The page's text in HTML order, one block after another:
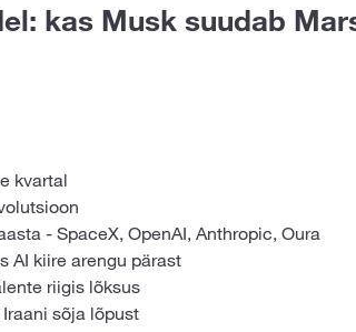
kas Musk suudab
kvartal
- SpaceX, OpenAI, Anthropic, Oura
AI kiire arengu pärast
riigis lõksus
sõja lõpust